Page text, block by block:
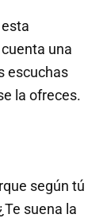
una
escuchas
la ofreces.
según tú
suena la